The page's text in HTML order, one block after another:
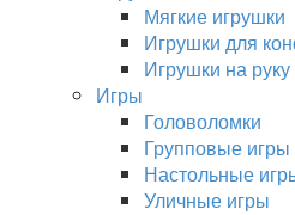
Мягкие игрушки
Игрушки для
Игрушки на руку
Игры
Головоломки
Групповые игры
Настольные
Уличные игры